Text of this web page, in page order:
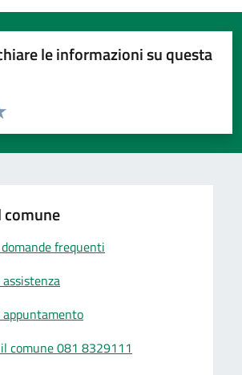
le informazioni su questa
pagina
5 stelle su 5
4 stelle su 5
su 5
su 5
frequenti
appuntamento
comune 081 8329111